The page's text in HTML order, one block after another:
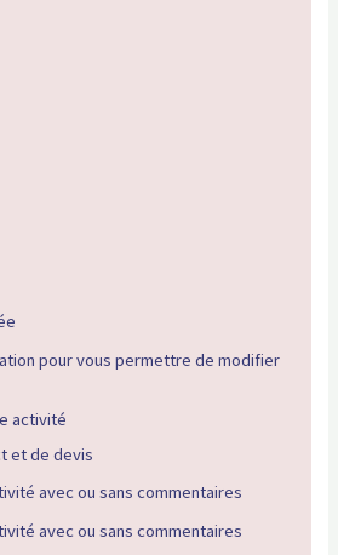
pour vous permettre de modifier
activité
et de devis
avec ou sans commentaires
avec ou sans commentaires